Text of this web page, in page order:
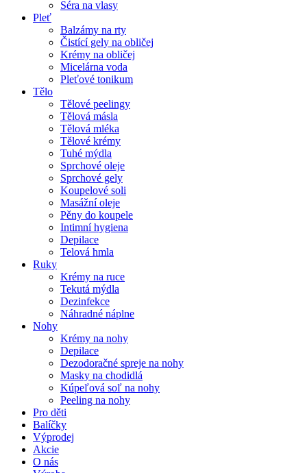
Séra na vlasy
Pleť
Balzámy na rty
Čistící gely na obličej
Krémy na obličej
Micelárna voda
Pleťové tonikum
Tělo
Tělové peelingy
Tělová másla
Tělová mléka
Tělové krémy
Tuhé mýdla
Sprchové oleje
Sprchové gely
Koupelové soli
Masážní oleje
Pěny do koupele
Intimní hygiena
Depilace
Telová hmla
Ruky
Krémy na ruce
Tekutá mýdla
Dezinfekce
Náhradné náplne
Nohy
Krémy na nohy
Depilace
Dezodoračné spreje na nohy
Masky na chodidlá
Kúpeľová soľ na nohy
Peeling na nohy
Pro děti
Balíčky
Výprodej
Akcie
O nás